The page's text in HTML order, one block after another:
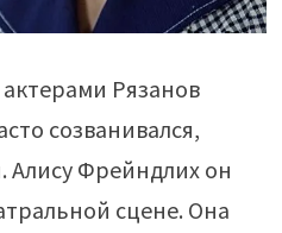
Рязанов
созванивался,
Алису Фрейндлих он
сцене. Она